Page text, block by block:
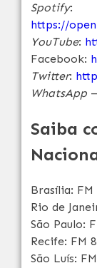
Spotify:
https://
YouTube:
Facebook:
Twitter:
WhatsApp
Saiba
Brasília: FM
Rio de
São Paulo:
Recife: FM
São Luís: